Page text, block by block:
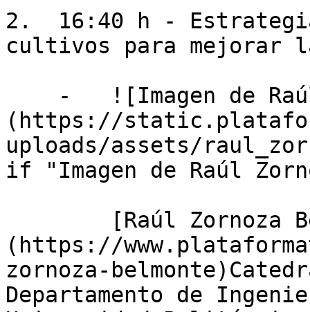
2.  16:40 h -
cultivos para mejorar
(https://
uploads/assets/
if "Imagen de Raúl
(https://
zornoza-
Departamento de